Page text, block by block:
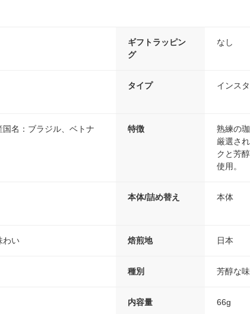
ギフトラッピン
グ
なし
タイプ インス
名：ブラジル、ベトナ
特徴
熟練の
厳選さ
クと芳
使用。
本体/詰め替え 本体
わい 焙煎地 日本
種別 芳醇な
内容量 66g